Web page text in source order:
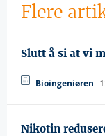
Flere
Slutt å si at vi
Bioingeniøren
Nikotin